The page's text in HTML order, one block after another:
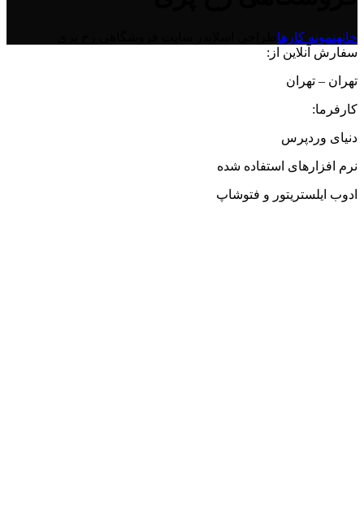
خانهنمونه کارها
سفارش آنلاین از:
تهران – تهران
کارفرما:
دنیای وردپرس
نرم افزارهای استفاده شده
ادوب ایلستریتور و فتوشاپ